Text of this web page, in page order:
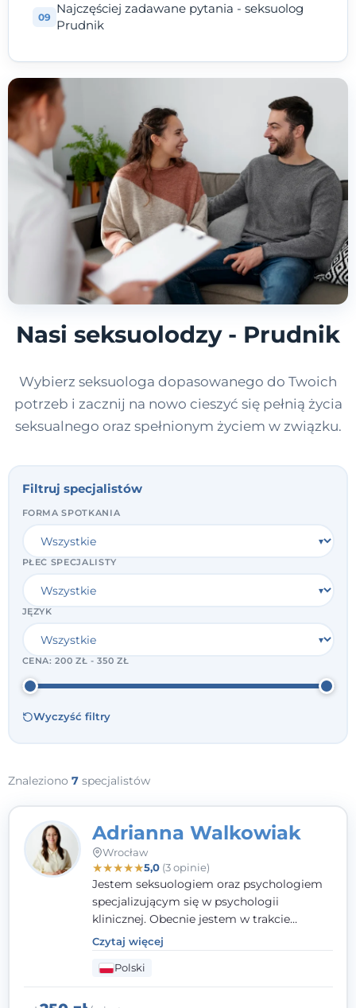
Najczęściej zadawane pytania - seksuolog
Prudnik
Nasi seksuolodzy - Prudnik
Wybierz seksuologa dopasowanego do Twoich
potrzeb i zacznij na nowo cieszyć się pełnią życia
seksualnego oraz spełnionym życiem w związku.
Filtruj specjalistów
FORMA SPOTKANIA
PŁEĆ SPECJALISTY
JĘZYK
CENA:200 ZŁ - 350 ZŁ
Wyczyść filtry
Znaleziono 7 specjalistów
Adrianna Walkowiak
Wrocław
★★★★★5,0(3 opinie)
Jestem seksuologiem oraz psychologiem
specjalizującym się w psychologii
klinicznej. Obecnie jestem w trakcie
szkolenia na psychoterapeutę
systemowego. Posiadam status członka
nadzwyczajnego Wielkopolskiego
TowarzystwaTerapii Systemowejoraz
Czytaj więcej
Polski